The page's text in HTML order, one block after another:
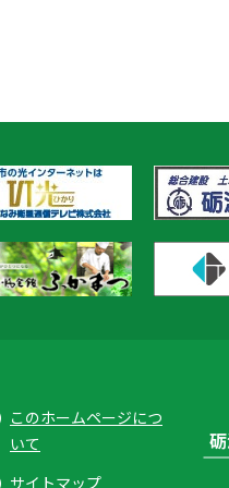
このホームページにつ
いて
サイトマップ